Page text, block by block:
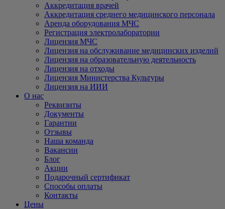
Аккредитация врачей
Аккредитация среднего медицинского персонала
Аренда оборудования МЧС
Регистрация электролаборатории
Лицензия МЧС
Лицензия на обслуживание медицинских изделий
Лицензия на образовательную деятельность
Лицензия на отходы
Лицензия Министерства Культуры
Лицензия на ИИИ
О нас
Реквизиты
Документы
Гарантии
Отзывы
Наша команда
Вакансии
Блог
Акции
Подарочный сертификат
Способы оплаты
Контакты
Цены